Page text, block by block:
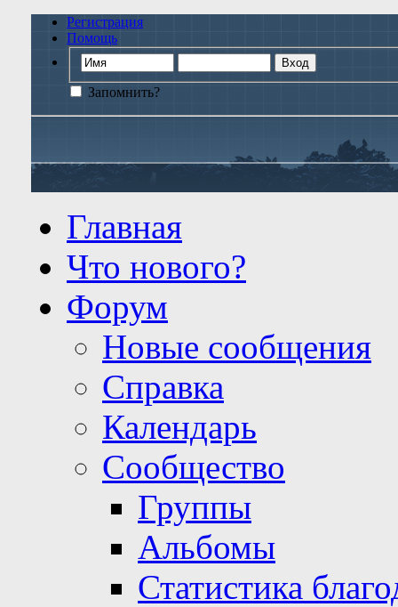
Регистрация
Помощь
Запомнить?
Главная
Что нового?
Форум
Новые сообщения
Справка
Календарь
Сообщество
Группы
Альбомы
Статистика